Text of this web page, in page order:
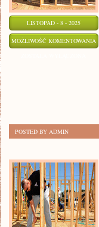
LISTOPAD - 8 - 2025
MOŻLIWOŚĆ KOMENTOWANIA
POSTED BY ADMIN